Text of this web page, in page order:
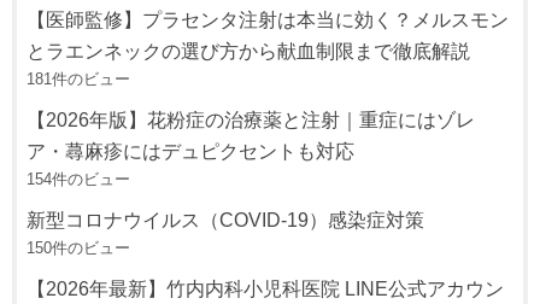
【医師監修】プラセンタ注射は本当に効く？メルスモン
とラエンネックの選び方から献血制限まで徹底解説
181件のビュー
【2026年版】花粉症の治療薬と注射｜重症にはゾレ
ア・蕁麻疹にはデュピクセントも対応
154件のビュー
新型コロナウイルス（COVID-19）感染症対策
150件のビュー
【2026年最新】竹内内科小児科医院 LINE公式アカウン